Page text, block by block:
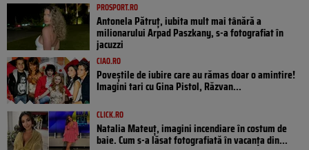
PROSPORT.RO
Antonela Pătruț, iubita mult mai tânără a
milionarului Arpad Paszkany, s-a fotografiat în
jacuzzi
CIAO.RO
Poveştile de iubire care au rămas doar o amintire!
Imagini tari cu Gina Pistol, Răzvan...
CLICK.RO
Natalia Mateuț, imagini incendiare în costum de
baie. Cum s-a lăsat fotografiată în vacanța din...